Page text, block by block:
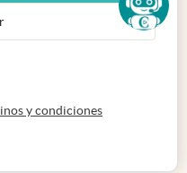
pestaña
y condicionesabre en nueva